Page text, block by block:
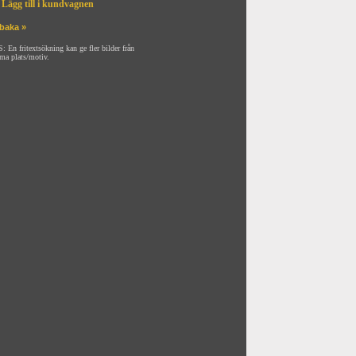
Lägg till i kundvagnen
»
En fritextsökning kan ge fler bilder från
plats/motiv.